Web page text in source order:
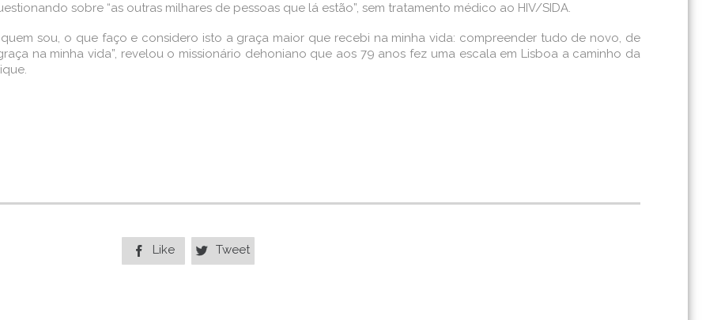
sobre “as outras milhares de pessoas que lá estão”, sem tratamento médico ao HIV/SIDA.
sou, o que faço e considero isto a graça maior que recebi na minha vida: compreender tudo de novo, de
na minha vida”, revelou o missionário dehoniano que aos 79 anos fez uma escala em Lisboa a caminho da
 Like  Tweet